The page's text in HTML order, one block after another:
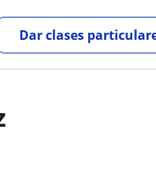
Dar clases